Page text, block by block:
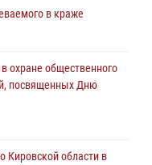
в краже
охране общественного
посвященных Дню
Кировской области в